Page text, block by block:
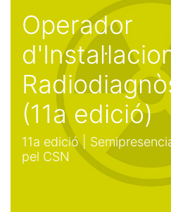
Operador
(11a edició)
11a edició |
pel CSN